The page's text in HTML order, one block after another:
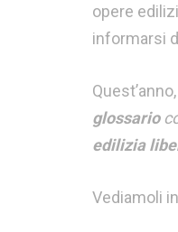
opere
informarsi
glossario
edilizia
Vediamoli